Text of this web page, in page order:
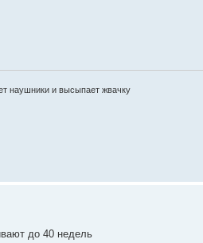
наушники и высыпает жвачку
до 40 недель